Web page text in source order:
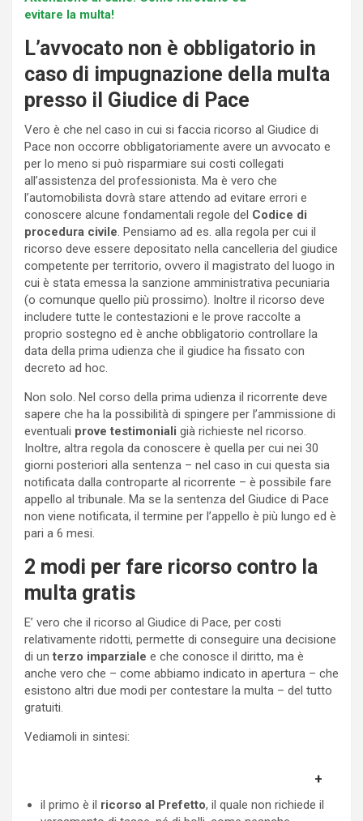
evitare la multa!
L’avvocato non è obbligatorio in
caso di impugnazione della multa
presso il Giudice di Pace
Vero è che nel caso in cui si faccia ricorso al Giudice di
Pace non occorre obbligatoriamente avere un avvocato e
per lo meno si può risparmiare sui costi collegati
all’assistenza del professionista. Ma è vero che
l’automobilista dovrà stare attendo ad evitare errori e
conoscere alcune fondamentali regole del Codice di
procedura civile . Pensiamo ad es. alla regola per cui il
ricorso deve essere depositato nella cancelleria del giudice
competente per territorio, ovvero il magistrato del luogo in
cui è stata emessa la sanzione amministrativa pecuniaria
(o comunque quello più prossimo). Inoltre il ricorso deve
includere tutte le contestazioni e le prove raccolte a
proprio sostegno ed è anche obbligatorio controllare la
data della prima udienza che il giudice ha fissato con
decreto ad hoc.
Non solo. Nel corso della prima udienza il ricorrente deve
sapere che ha la possibilità di spingere per l’ammissione di
eventuali prove testimoniali già richieste nel ricorso.
Inoltre, altra regola da conoscere è quella per cui nei 30
giorni posteriori alla sentenza – nel caso in cui questa sia
notificata dalla controparte al ricorrente – è possibile fare
appello al tribunale. Ma se la sentenza del Giudice di Pace
non viene notificata, il termine per l’appello è più lungo ed è
pari a 6 mesi.
2 modi per fare ricorso contro la
multa gratis
E’ vero che il ricorso al Giudice di Pace, per costi
relativamente ridotti, permette di conseguire una decisione
di unterzo imparziale e che conosce il diritto, ma è
anche vero che – come abbiamo indicato in apertura – che
esistono altri due modi per contestare la multa – del tutto
gratuiti.
Vediamoli in sintesi:
il primo è il ricorso al Prefetto, il quale non richiede il